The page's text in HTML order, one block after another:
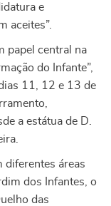
e
aceites”.
papel central na
do Infante”,
11, 12 e 13 de
a estátua de D.
diferentes áreas
dos Infantes, o
das